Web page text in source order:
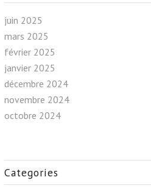
juin 2025
mars 2025
février 2025
janvier 2025
décembre 2024
novembre 2024
octobre 2024
Categories